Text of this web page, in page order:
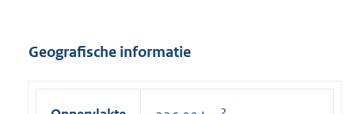
e
Geografische informatie